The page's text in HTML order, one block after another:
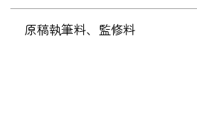
原稿執筆料、監修料